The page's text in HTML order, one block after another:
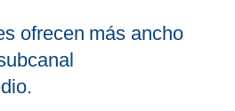
ofrecen más ancho